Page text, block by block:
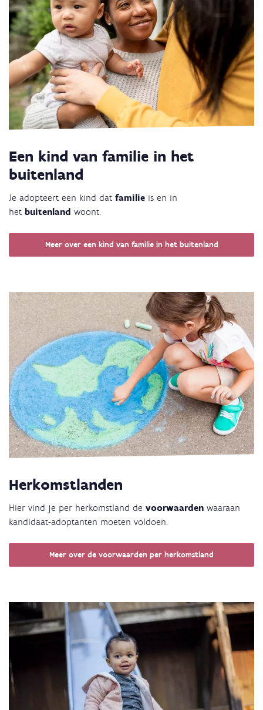
Een kind van familie in het
buitenland
Je adopteert een kind dat familie is en in
het buitenland woont.
Meer over een kind van familie in het buitenland
Herkomstlanden
Hier vind je per herkomstland de voorwaarden waaraan
kandidaat-adoptanten moeten voldoen.
Meer over de voorwaarden per herkomstland